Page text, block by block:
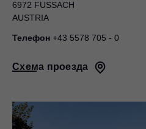
6972 FUSSACH
AUSTRIA
Телефон +43 5578 705 - 0
Схема проезда